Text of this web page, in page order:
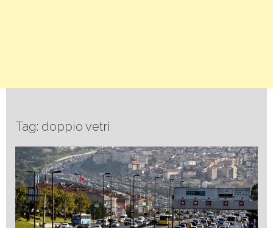
Tag: doppio vetri